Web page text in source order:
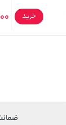
خرید